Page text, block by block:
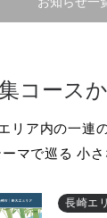
コース
リア内の一連
ーマで巡る 小
長崎エ